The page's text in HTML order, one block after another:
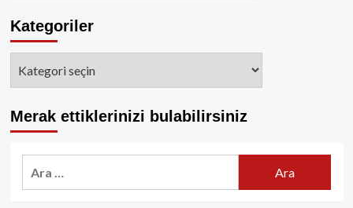
Kategoriler
Merak ettiklerinizi bulabilirsiniz